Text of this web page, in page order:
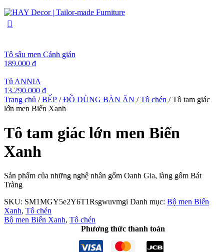
Tô sâu men Cánh gián
189.000 ₫
Tủ ANNIA
13.290.000 ₫
Trang chủ /BẾP /ĐỒ DÙNG BÀN ĂN /Tô chén / Tô tam giác
lớn men Biển Xanh
Tô tam giác lớn men Biển
Xanh
Sản phẩm của những nghệ nhân gốm Oanh Gia, làng gốm Bát
Tràng
SKU: SM1MGY5e2Y6T1Rsgwuvmgi Danh mục: Bộ men Biển
Xanh, Tô chén
Bộ men Biển Xanh, Tô chén
Phương thức thanh toán